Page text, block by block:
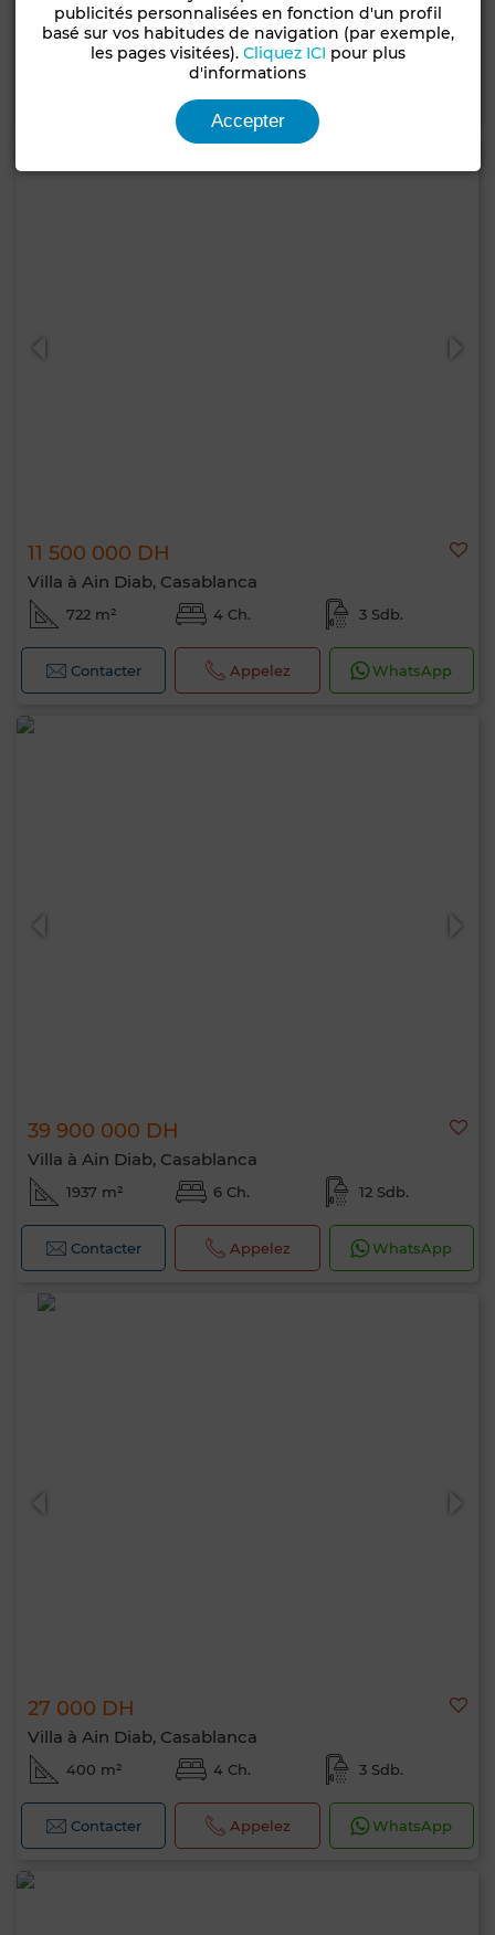
518 m² 4 Ch. 3 Sdb.
11 500 000 DH
Villa à Ain Diab, Casablanca
722 m² 4 Ch. 3 Sdb.
Contacter Appelez WhatsApp
39 900 000 DH
Villa à Ain Diab, Casablanca
1937 m² 6 Ch. 12 Sdb.
Contacter Appelez WhatsApp
27 000 DH
Villa à Ain Diab, Casablanca
400 m² 4 Ch. 3 Sdb.
Contacter Appelez WhatsApp
publicités personnalisées en fonction d'un profil
basé sur vos habitudes de navigation (par exemple,
les pages visitées). Cliquez ICI pour plus
d'informations
Accepter